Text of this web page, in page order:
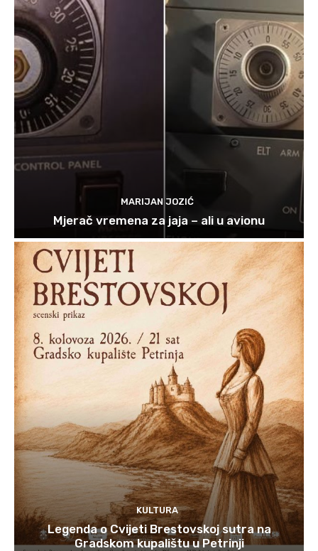
MARIJAN JOZIĆ
Mjerač vremena za jaja – ali u avionu
KULTURA
Legenda o Cvijeti Brestovskoj sutra na
Gradskom kupalištu u Petrinji